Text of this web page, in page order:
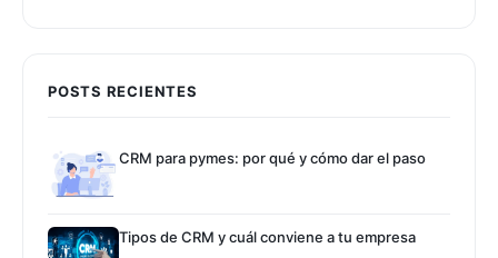
POSTS RECIENTES
CRM para pymes: por qué y cómo dar el paso
Tipos de CRM y cuál conviene a tu empresa